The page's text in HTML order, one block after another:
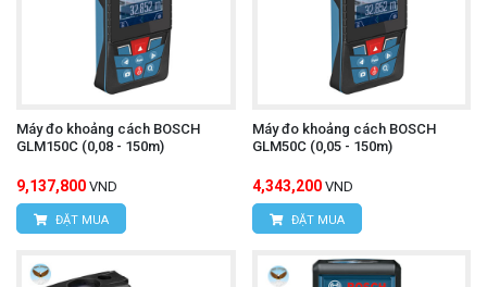
Máy đo khoảng cách BOSCH
GLM150C (0,08 - 150m)
9,137,800 VND
ĐẶT MUA
Máy đo khoảng cách BOSCH
GLM50C (0,05 - 150m)
4,343,200 VND
ĐẶT MUA